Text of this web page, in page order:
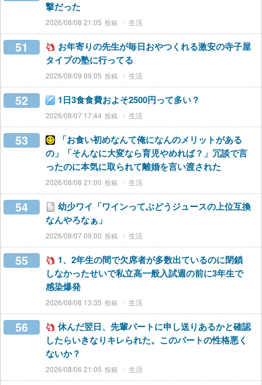
撃だった
2026/08/08 21:05 生活
51
お年寄りの先生が毎日おやつくれる激安の寺子屋
タイプの塾に行ってる
2026/08/09 09:05 生活
52 1日3食食費およそ2500円って多い？
2026/08/07 17:44 生活
53
「お食い初めなんて俺になんのメリットがある
の」「そんなに大変なら育児やめれば？」冗談で言
ったのに本気に取られて離婚を言い渡された
2026/08/08 21:00 生活
54
幼少ワイ「ワインってぶどうジュースの上位互換
なんやろなぁ」
2026/08/07 09:00 生活
55
1、2年生の間で欠席者が多数出ているのに閉鎖
しなかったせいで私立高一般入試週の前に3年生で
感染爆発
2026/08/08 13:35 生活
56
休んだ翌日、先輩パートに申し送りあるかと確認
したらいきなりキレられた。このパートの性格悪く
ないか？
2026/08/06 21:05 生活